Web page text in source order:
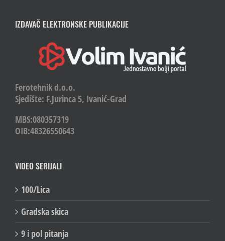
IZDAVAČ ELEKTRONSKE PUBLIKACIJE
Ferotehnik d.o.o.
Sjedište: F.Jurinca 5, Ivanić-Grad
MBS:080357319
OIB:48326550643
VIDEO SERIJALI
100/Lica
Gradska skica
9 i pol pitanja